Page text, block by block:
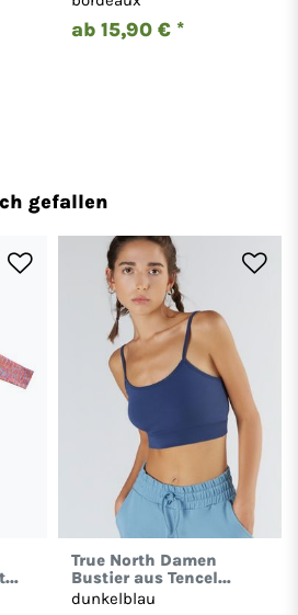
ab 15,90 € *
gefallen
True North Damen
Bustier aus Tencel
Micromodal Top 1201
dunkelblau